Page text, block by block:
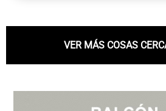
VER MÁS COSAS